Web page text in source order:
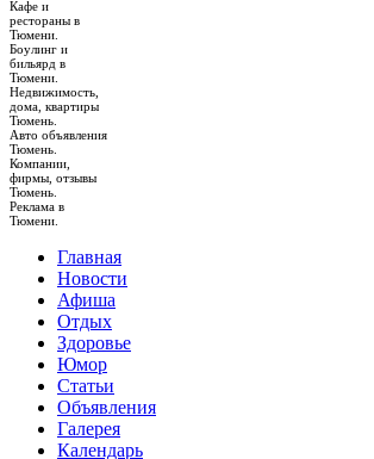
Кафе и
рестораны в
Тюмени.
Боулинг и
бильярд в
Тюмени.
Недвижимость,
дома, квартиры
Тюмень.
Авто объявления
Тюмень.
Компании,
фирмы, отзывы
Тюмень.
Реклама в
Тюмени.
Главная
Новости
Афиша
Отдых
Здоровье
Юмор
Статьи
Объявления
Галерея
Календарь